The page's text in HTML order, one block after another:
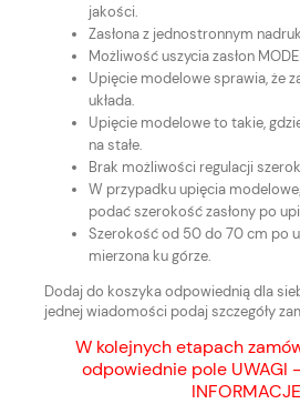
jakości.
Zasłona z jednostronnym
Możliwość uszycia zasłon
Upięcie modelowe sprawia, że
układa.
Upięcie modelowe to takie,
na stałe.
Brak możliwości regulacji
W przypadku upięcia
podać szerokość zasłony po
Szerokość od 50 do 70 cm po
mierzona ku górze.
Dodaj do koszyka odpowiednią dla
jednej wiadomości podaj szczegóły
W kolejnych etapach
odpowiednie pole UWAGI